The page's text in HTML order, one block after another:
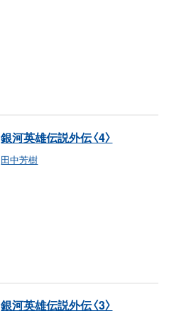
銀河英雄伝説外伝〈4〉
田中芳樹
銀河英雄伝説外伝〈3〉